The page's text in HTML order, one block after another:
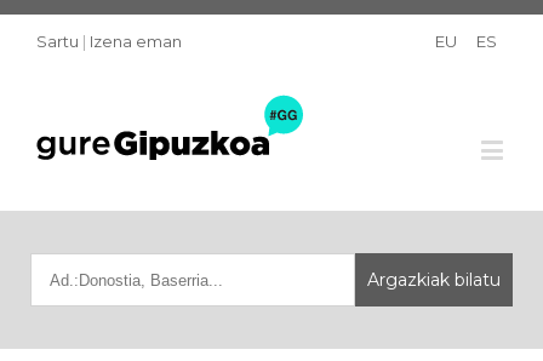
Sartu | Izena eman EU ES